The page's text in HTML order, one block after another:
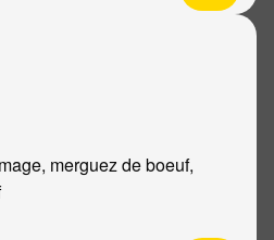
merguez de boeuf,